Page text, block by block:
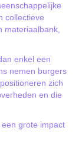
collectieve
materiaalbank,
enkel een
nemen burgers
zich
en die
grote impact